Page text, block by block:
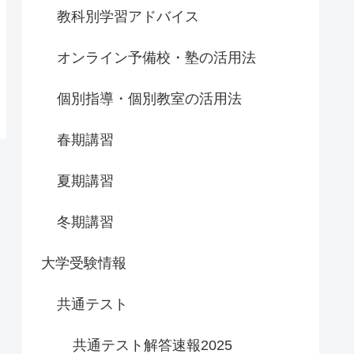
教科別学習アドバイス
オンライン予備校・塾の活用法
個別指導・個別教室の活用法
春期講習
夏期講習
冬期講習
大学受験情報
共通テスト
共通テスト解答速報2025